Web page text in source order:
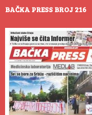
BAČKA PRESS BROJ 216